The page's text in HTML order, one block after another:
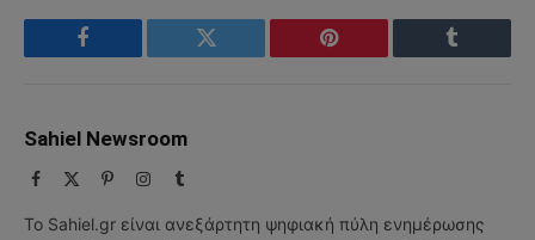
Facebook Twitter Pinterest Tumblr
Sahiel Newsroom
Facebook PinterestInstagram
Tumblr
Το Sahiel.gr είναι ανεξάρτητη ψηφιακή πύλη ενημέρωσης